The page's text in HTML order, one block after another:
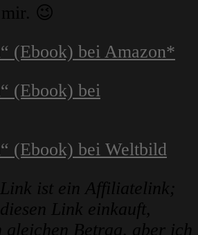
😉
(Ebook) bei Amazon*
(Ebook) bei
(Ebook) bei Weltbild
ist ein Affiliatelink;
Link einkauft,
gleichen Betrag, aber ich